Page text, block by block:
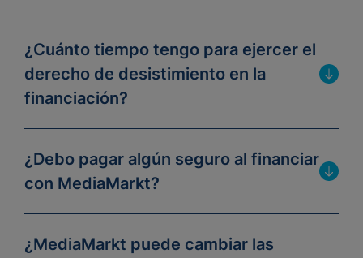
¿Cuánto tiempo tengo para ejercer el
derecho de desistimiento en la
financiación?
¿Debo pagar algún seguro al financiar
con MediaMarkt?
¿MediaMarkt puede cambiar las